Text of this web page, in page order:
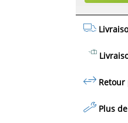
Retour
Plus